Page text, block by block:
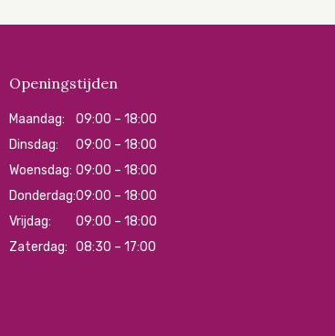
Openingstijden
Maandag:
09:00 – 18:00
Dinsdag:
09:00 – 18:00
Woensdag: 09:00 – 18:00
Donderdag:09:00 – 18:00
Vrijdag:
09:00 – 18:00
Zaterdag: 08:30 – 17:00